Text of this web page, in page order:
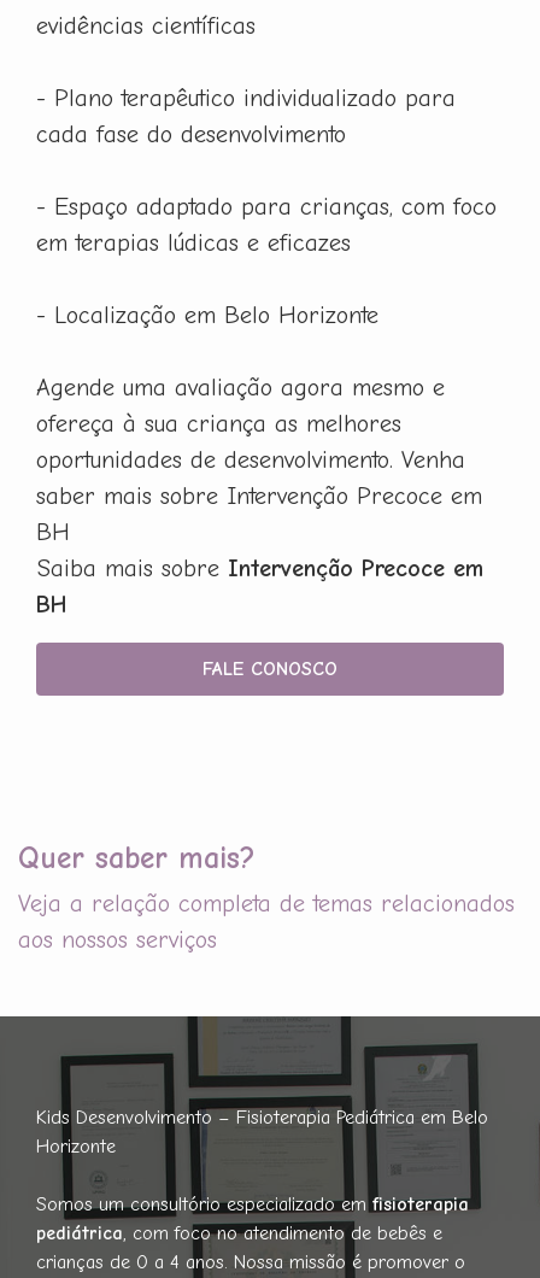
evidências científicas
- Plano terapêutico individualizado para
cada fase do desenvolvimento
- Espaço adaptado para crianças, com foco
em terapias lúdicas e eficazes
- Localização em Belo Horizonte
Agende uma avaliação agora mesmo e
ofereça à sua criança as melhores
oportunidades de desenvolvimento. Venha
saber mais sobre Intervenção Precoce em
BH
Saiba mais sobre Intervenção Precoce em
BH
FALE CONOSCO
Quer saber mais?
Veja a relação completa de temas relacionados
aos nossos serviços
Kids Desenvolvimento – Fisioterapia Pediátrica em Belo
Horizonte
Somos um consultório especializado em fisioterapia
pediátrica, com foco no atendimento de bebês e
crianças de 0 a 4 anos. Nossa missão é promover o